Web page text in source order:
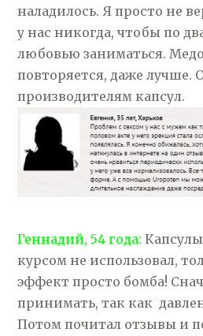
наладилось. Я просто не
у нас никогда, чтобы по
любовью заниматься.
повторяется, даже лучше.
производителям капсул.
Геннадий, 54 года:
курсом не использовал,
эффект просто бомба!
принимать, так как
Потом почитал отзывы и